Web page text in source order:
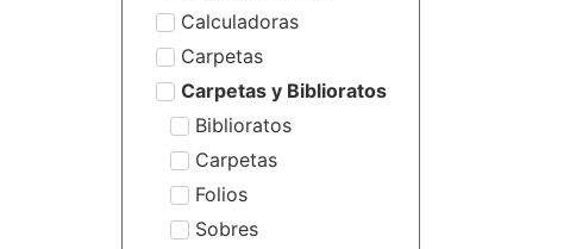
Calculadoras
Carpetas
Carpetas y Biblioratos
Biblioratos
Carpetas
Folios
Sobres